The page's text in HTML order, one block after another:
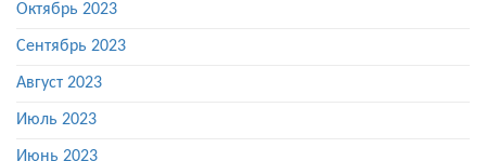
Октябрь 2023
Сентябрь 2023
Август 2023
Июль 2023
Июнь 2023